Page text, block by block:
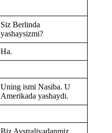
Siz Berlinda
yashaysizmi?
Ha.
Uning ismi Nasiba. U
Amerikada yashaydi.
Biz Avstraliyadanmiz.